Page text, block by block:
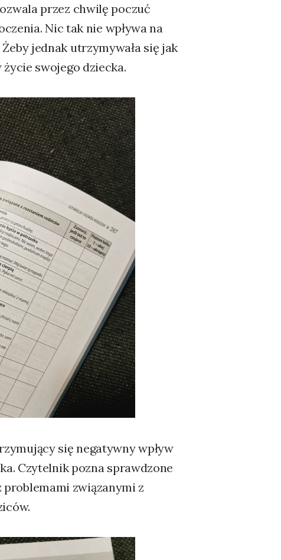
przez chwilę poczuć
Nic tak nie wpływa na
jednak utrzymywała się jak
swojego dziecka.
się negatywny wpływ
Czytelnik pozna sprawdzone
związanymi z